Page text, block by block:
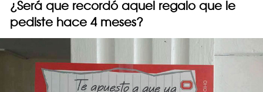
¿Será que recordó aquel regalo que le
pediste hace 4 meses?